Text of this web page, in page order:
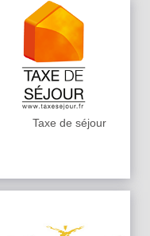
Taxe de séjour